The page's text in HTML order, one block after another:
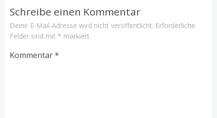
Schreibe einen Kommentar
Deine E-Mail-Adresse wird nicht veröffentlicht. Erforderliche
Felder sind mit * markiert
Kommentar*